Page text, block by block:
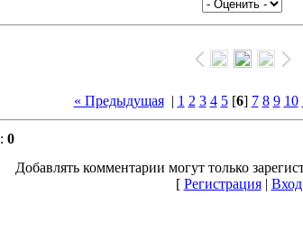
« Предыдущая| 1 2 3 4 5[6] 7 8 9 10
: 0
Добавлять комментарии могут только
[ Регистрация| Вход